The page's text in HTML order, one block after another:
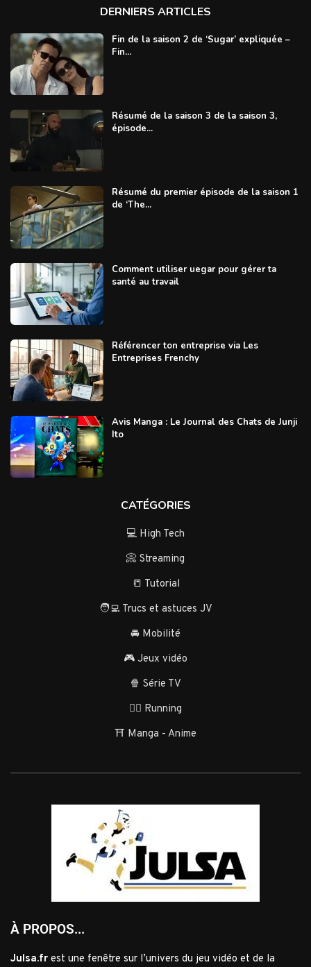
DERNIERS ARTICLES
Fin de la saison 2 de ‘Sugar’ expliquée –
Fin...
Résumé de la saison 3 de la saison 3,
épisode...
Résumé du premier épisode de la saison 1
de ‘The...
Comment utiliser uegar pour gérer ta
santé au travail
Référencer ton entreprise via Les
Entreprises Frenchy
Avis Manga : Le Journal des Chats de Junji
Ito
CATÉGORIES
💻 High Tech
📀 Streaming
📒 Tutorial
🧑‍💻 Trucs et astuces JV
🚘 Mobilité
🎮 Jeux vidéo
🍿 Série TV
🏃‍♂️ Running
⛩️ Manga - Anime
À PROPOS...
Julsa.fr est une fenêtre sur l’univers du jeu vidéo et de la